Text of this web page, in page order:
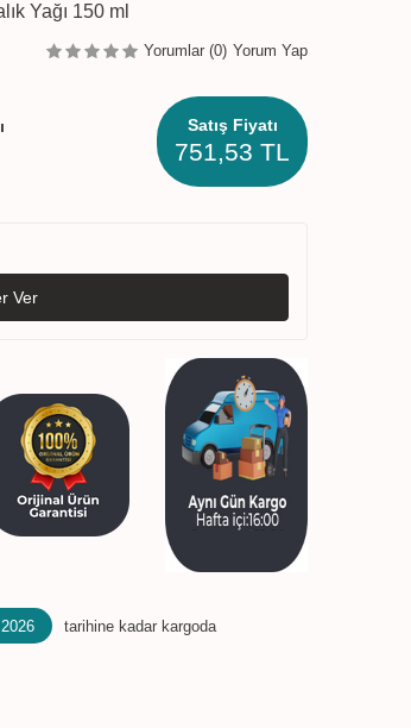
Yağı 150 ml
Yorumlar (0) Yorum Yap
Satış Fiyatı
751,53 TL
Ver
tarihine kadar kargoda